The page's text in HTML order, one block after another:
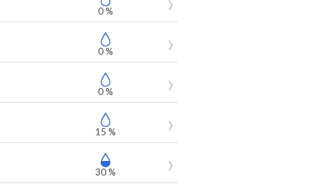
0 %
0 %
0 %
15 %
30 %